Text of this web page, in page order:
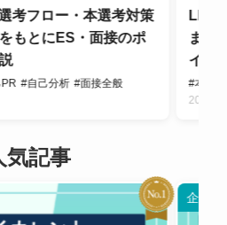
考フロー・本選考対策
もとにES・面接のポ
#自己分析 #面接全般
LINE
まと
イン
#本選
気記事
企業